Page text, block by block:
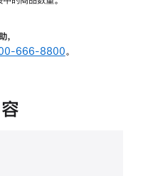
，
666-8800。